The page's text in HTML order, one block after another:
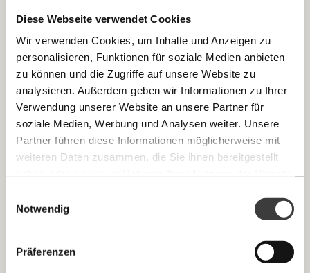
Diese Webseite verwendet Cookies
Wir verwenden Cookies, um Inhalte und Anzeigen zu
personalisieren, Funktionen für soziale Medien anbieten
zu können und die Zugriffe auf unsere Website zu
analysieren. Außerdem geben wir Informationen zu Ihrer
Verwendung unserer Website an unsere Partner für
soziale Medien, Werbung und Analysen weiter. Unsere
Partner führen diese Informationen möglicherweise mit
weiteren Daten zusammen, die Sie ihnen bereitgestellt
Notwendig
Präferenzen
Immer auf dem Laufenden
bleiben mit unseren gratis
E-Mail-Newslettern!
Die guten Nachrichten der
Welt nicht aus den Augen verlieren - immer
Ich werde Fördermitglied* …
E-Mail
Whatsapp
der soziale Ausgleich wäre trotzdem gesichert.
Pensionist:innen
kleine Pensionen besonders belastet. Eine